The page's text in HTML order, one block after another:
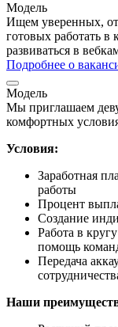
Модель
Ищем уверенных,
готовых работать в
развиваться в
Подробнее о
Модель
Мы приглашаем
комфортных
Условия:
Заработная
работы
Процент
Создание
Работа в
помощь
Передача
Наши